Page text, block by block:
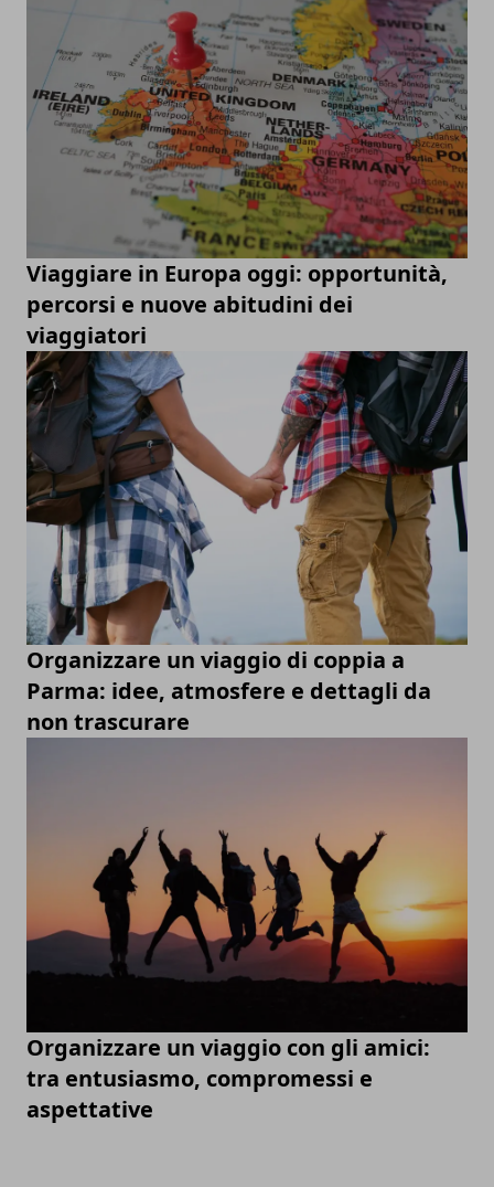
Viaggiare in Europa oggi: opportunità,
percorsi e nuove abitudini dei
viaggiatori
Organizzare un viaggio di coppia a
Parma: idee, atmosfere e dettagli da
non trascurare
Organizzare un viaggio con gli amici:
tra entusiasmo, compromessi e
aspettative